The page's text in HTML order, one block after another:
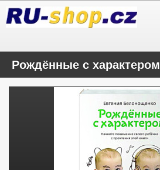
Рождённые с характером